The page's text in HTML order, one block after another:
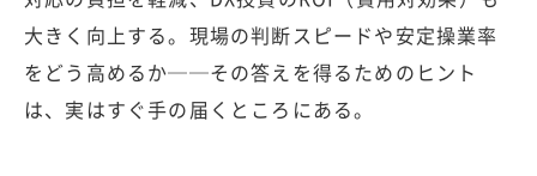
大きく向上する。現場の判断スピードや安定操業率
をどう高めるか──その答えを得るためのヒント
は、実はすぐ手の届くところにある。